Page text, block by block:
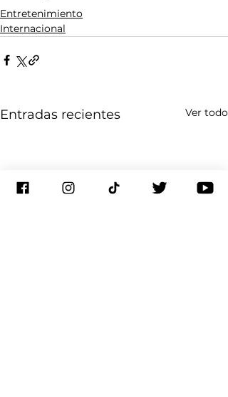
Entretenimiento
Internacional
Entradas recientes Ver todo